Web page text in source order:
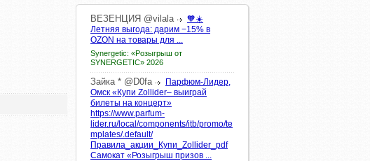
ВЕЗЕНЦИЯ @vilala
🧡☀️
Летняя выгода: дарим −15% в
OZON на товары для ...
Synergetic: «Розыгрыш от
SYNERGETIC» 2026
Зайка * @D0fa
Парфюм-Лидер,
Омск «Купи Zollider– выиграй
билеты на концерт»
https://www.parfum-
lider.ru/local/components/itb/promo/te
mplates/.default/
Правила_акции_Купи_Zollider_pdf
Самокат «Розыгрыш призов ...